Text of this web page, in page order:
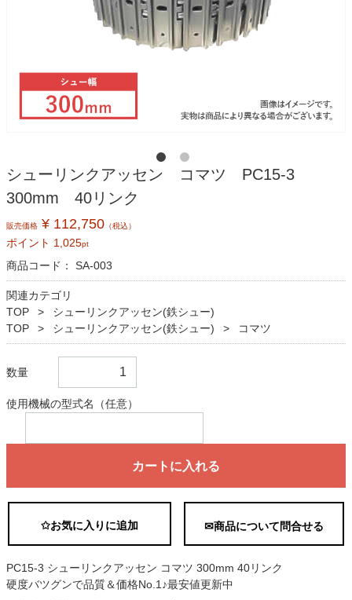
シューリンクアッセン コマツ PC15-3
300mm 40リンク
販売価格 ¥ 112,750 （税込）
ポイント 1,025pt
商品コード： SA-003
関連カテゴリ
TOP
シューリンクアッセン(鉄シュー)
TOP
シューリンクアッセン(鉄シュー) コマツ
数量
使用機械の型式名（任意）
カートに入れる
✩お気に入りに追加 ✉商品について問合せる
PC15-3 シューリンクアッセン コマツ 300mm 40リンク
硬度バツグンで品質＆価格No.1♪最安値更新中